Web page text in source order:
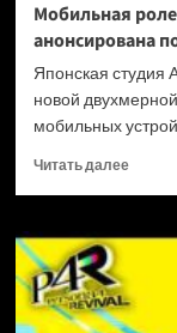
Мобильная
анонсирована
Японская студия
новой
мобильных
Читать далее
Brave
Frontier